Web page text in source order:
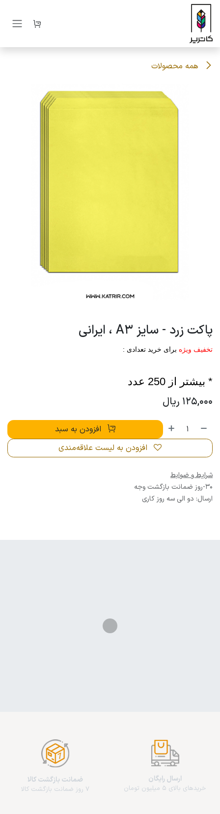
صرف نظر و مشاهده محتوا
همه محصولات
پاکت زرد - سایز A3 ، ایرانی
تخفیف ویژه برای خرید تعدادی :
* بیشتر از 250 عدد
125,000 ریال
افزودن به سبد
افزودن به لیست علاقه‌مندی
شرایط و ضوابط
30-روز ضمانت بازگشت وجه
ارسال: دو الی سه روز کاری
ارسال رایگان
خریدهای بالای 5 میلیون تومان
ضمانت بازگشت کالا
7 روز ضمانت بازگشت کالا